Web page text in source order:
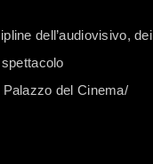
dell’audiovisivo, dei
del Cinema/